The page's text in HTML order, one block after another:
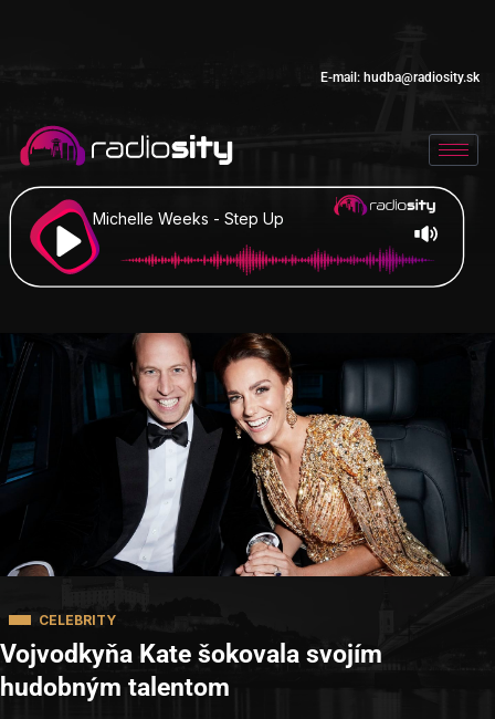
E-mail: hudba@radiosity.sk
Michelle Weeks - Step Up
CELEBRITY
Vojvodkyňa Kate šokovala svojím
hudobným talentom